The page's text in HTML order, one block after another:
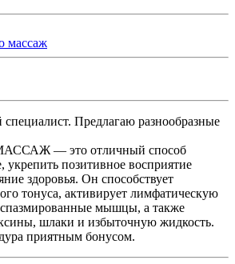
массаж
Предлагаю разнообразные
— это отличный способ
укрепить позитивное восприятие
здоровья. Он способствует
тонуса, активирует лимфатическую
спазмированные мышцы, а также
шлаки и избыточную жидкость.
приятным бонусом.